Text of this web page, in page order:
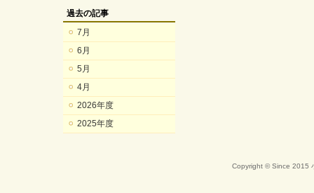
過去の記事
7月
6月
5月
4月
2026年度
2025年度
Copyright © Since 2015